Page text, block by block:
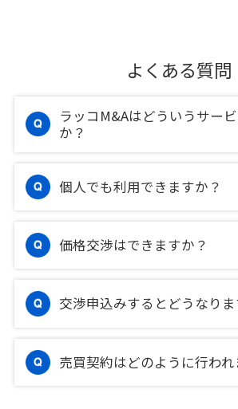
よくある質問
ラッコM&Aはどういうサー
か？
個人でも利用できますか？
価格交渉はできますか？
交渉申込みするとどうなりま
売買契約はどのように行われ